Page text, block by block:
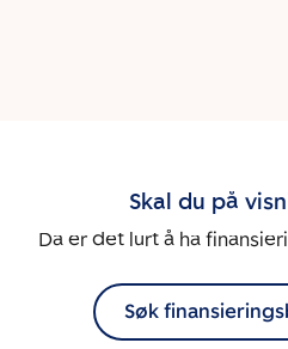
Skal du på
Da er det lurt å ha
Søk